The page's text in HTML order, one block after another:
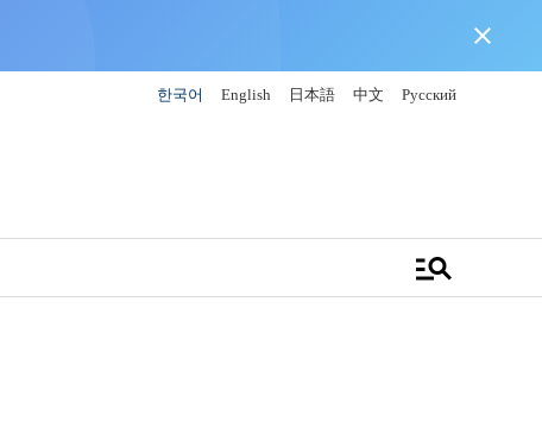
close
한국어 English 日本語 中文 Русский
manage_search